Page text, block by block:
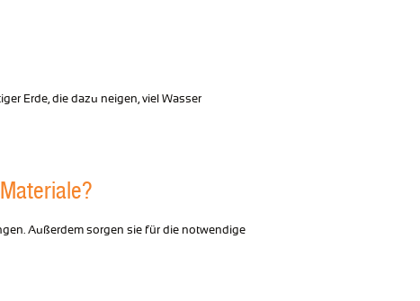
Erde, die dazu neigen, viel Wasser
Außerdem sorgen sie für die notwendige